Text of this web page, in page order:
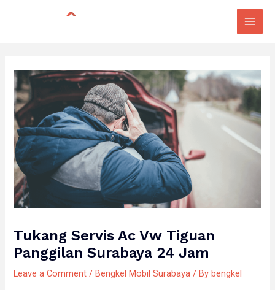
Main
Tukang Servis Ac Vw Tiguan
Panggilan Surabaya 24 Jam
Leave a Comment /Bengkel Mobil Surabaya / Bybengkel